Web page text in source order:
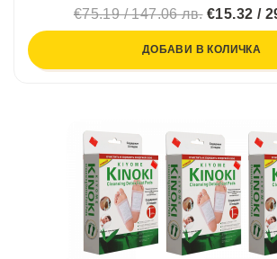
€75.19 / 147.06 лв.€15.32 /
ДОБАВИ В КОЛИЧКА